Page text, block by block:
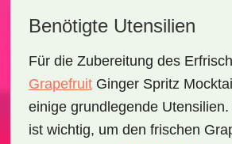
Benötigte Utensilien
Für die Zubereitung des
GrapefruitGinger Spritz Mocktail
einige grundlegende Utensilien.
ist wichtig, um den frischen